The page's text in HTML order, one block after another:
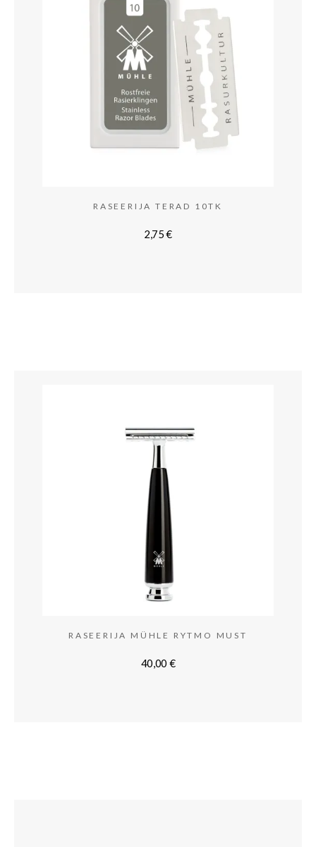
RASEERIJA TERAD 10TK
2,75€
RASEERIJA MÜHLE RYTMO MUST
40,00 €